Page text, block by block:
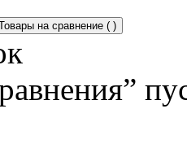
на сравнение ( )